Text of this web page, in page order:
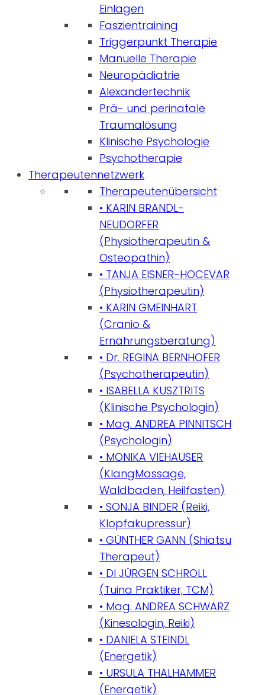
Einlagen
Faszientraining
Triggerpunkt Therapie
Manuelle Therapie
Neuropädiatrie
Alexandertechnik
Prä- und perinatale
Traumalösung
Klinische Psychologie
Psychotherapie
Therapeutennetzwerk
Therapeutenübersicht
• KARIN BRANDL-
NEUDORFER
(Physiotherapeutin &
Osteopathin)
• TANJA EISNER-HOCEVAR
(Physiotherapeutin)
• KARIN GMEINHART
(Cranio &
Ernährungsberatung)
• Dr. REGINA BERNHOFER
(Psychotherapeutin)
• ISABELLA KUSZTRITS
(Klinische Psychologin)
• Mag. ANDREA PINNITSCH
(Psychologin)
• MONIKA VIEHAUSER
(KlangMassage,
Waldbaden, Heilfasten)
• SONJA BINDER (Reiki,
Klopfakupressur)
• GÜNTHER GANN (Shiatsu
Therapeut)
• DI JÜRGEN SCHROLL
(Tuina Praktiker, TCM)
• Mag. ANDREA SCHWARZ
(Kinesologin, Reiki)
• DANIELA STEINDL
(Energetik)
• URSULA THALHAMMER
(Energetik)